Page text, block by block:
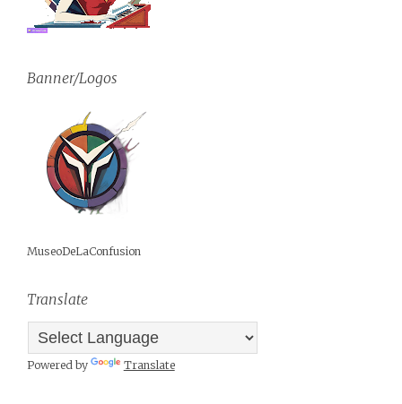
Banner/Logos
MuseoDeLaConfusion
Translate
Powered by Translate